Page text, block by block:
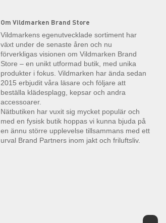
Om Vildmarken Brand Store
Vildmarkens egenutvecklade sortiment har
växt under de senaste åren och nu
förverkligas visionen om Vildmarken Brand
Store – en unikt utformad butik, med unika
produkter i fokus. Vildmarken har ända sedan
2015 erbjudit våra läsare och följare att
beställa klädesplagg, kepsar och andra
accessoarer.
Nätbutiken har vuxit sig mycket populär och
med en fysisk butik hoppas vi kunna bjuda på
en ännu större upplevelse tillsammans med ett
urval Brand Partners inom jakt och friluftsliv.